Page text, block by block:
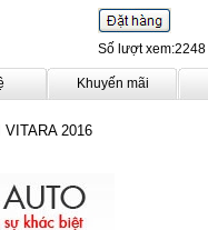
Số lượt xem:2248
Khuyến mãi
2016